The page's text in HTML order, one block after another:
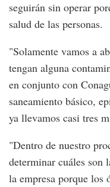
seguirán sin operar
salud de las personas.
"Solamente vamos a
tengan alguna
en conjunto con
saneamiento básico,
ya llevamos casi tres
"Dentro de nuestro
determinar cuáles son
la empresa porque los